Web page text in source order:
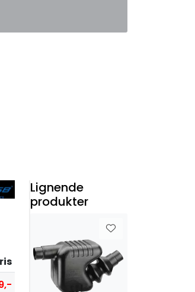
Lignende
produkter